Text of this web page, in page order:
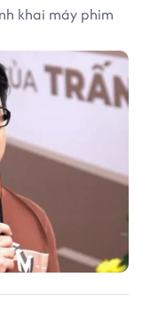
khai máy phim